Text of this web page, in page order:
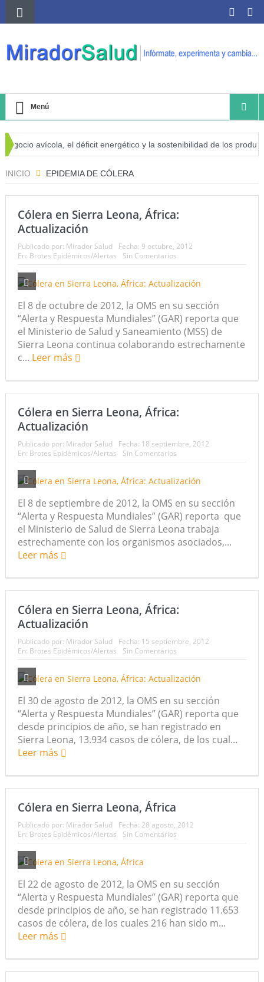
Menú
avícola, el déficit energético y la sostenibilidad de los
INICIO EPIDEMIA DE CÓLERA
Cólera en Sierra Leona, África:
Actualización
Publicado por: Mirador Salud Fecha: 9 octubre, 2012
En: Brotes Epidémicos/Alertas Sin Comentarios
El 8 de octubre de 2012, la OMS en su sección
“Alerta y Respuesta Mundiales” (GAR) reporta que
el Ministerio de Salud y Saneamiento (MSS) de
Sierra Leona continua colaborando estrechamente
c... Leer más
Cólera en Sierra Leona, África:
Actualización
Publicado por: Mirador Salud Fecha: 18 septiembre, 2012
En: Brotes Epidémicos/Alertas Sin Comentarios
El 8 de septiembre de 2012, la OMS en su sección
“Alerta y Respuesta Mundiales” (GAR) reporta que
el Ministerio de Salud de Sierra Leona trabaja
estrechamente con los organismos asociados,...
Leer más
Cólera en Sierra Leona, África:
Actualización
Publicado por: Mirador Salud Fecha: 15 septiembre, 2012
En: Brotes Epidémicos/Alertas Sin Comentarios
El 30 de agosto de 2012, la OMS en su sección
“Alerta y Respuesta Mundiales” (GAR) reporta que
desde principios de año, se han registrado en
Sierra Leona, 13.934 casos de cólera, de los cual...
Leer más
Cólera en Sierra Leona, África
Publicado por: Mirador Salud Fecha: 28 agosto, 2012
En: Brotes Epidémicos/Alertas Sin Comentarios
El 22 de agosto de 2012, la OMS en su sección
“Alerta y Respuesta Mundiales” (GAR) reporta que
desde principios de año, se han registrado 11.653
casos de cólera, de los cuales 216 han sido m...
Leer más